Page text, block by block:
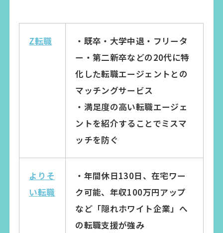
Z転職
・既卒・大学中退・フリータ
ー・第二新卒などの20代に特
化した転職エージェントとの
マッチングサービス
・満足度の高い転職エージェ
ントを紹介することでミスマ
ッチを防ぐ
よりそ
い転職
・年間休日130日、在宅ワー
ク可能、年収100万円アップ
など「隠れホワイト企業」へ
の転職支援が強み